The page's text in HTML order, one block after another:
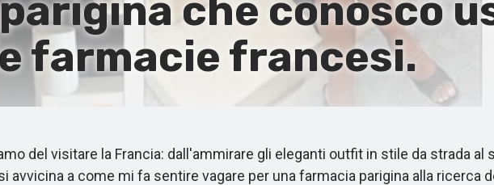
che conosco
farmacie francesi.
del visitare la Francia: dall'ammirare gli eleganti outfit in stile da strada
avvicina a come mi fa sentire vagare per una farmacia parigina alla